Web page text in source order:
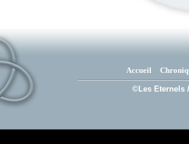
Accueil
©Les Eternels